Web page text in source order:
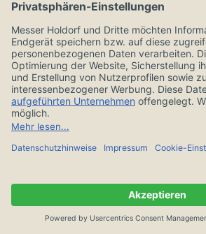
Lieferung
Kai Messer Pflege
Gästebuch
Folgen Sie uns auf Social Media
Sie kaufen sicher mit Trusted Shops